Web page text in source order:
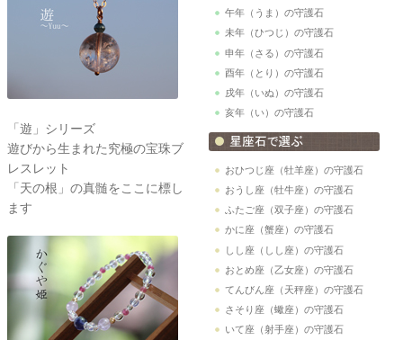
「遊」シリーズ
遊びから生まれた究極の宝珠ブ
レスレット
「天の根」の真髄をここに標し
ます
午年（うま）の守護石
未年（ひつじ）の守護石
申年（さる）の守護石
酉年（とり）の守護石
戌年（いぬ）の守護石
亥年（い）の守護石
おひつじ座（牡羊座）の守護石
おうし座（牡牛座）の守護石
ふたご座（双子座）の守護石
かに座（蟹座）の守護石
しし座（しし座）の守護石
おとめ座（乙女座）の守護石
てんびん座（天秤座）の守護石
さそり座（蠍座）の守護石
いて座（射手座）の守護石